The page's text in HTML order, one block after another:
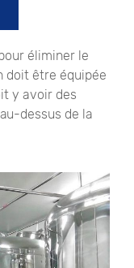
éliminer le
doit être équipée
y avoir des
dessus de la